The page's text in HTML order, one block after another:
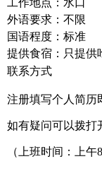
外语要求：不限
国语程度：标准
提供食宿：只提供
联系方式
注册填写个人简历
如有疑问可以拨打
（上班时间：上